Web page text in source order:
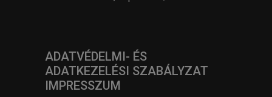
ADATVÉDELMI- ÉS
ADATKEZELÉSI SZABÁLYZAT
IMPRESSZUM